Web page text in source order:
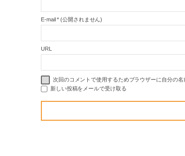
E-mail * (公開されません)
URL
次回のコメントで使用するためブラウザーに自分の名
新しい投稿をメールで受け取る